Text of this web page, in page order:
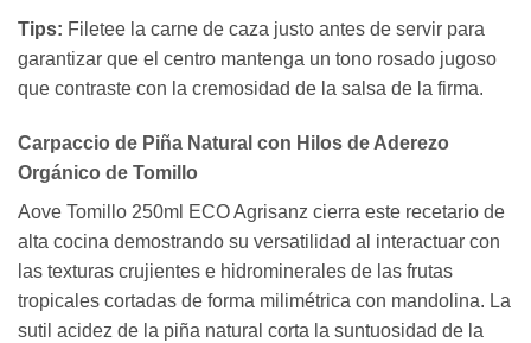
Tips: Filetee la carne de caza justo antes de servir para
garantizar que el centro mantenga un tono rosado jugoso
que contraste con la cremosidad de la salsa de la firma.
Carpaccio de Piña Natural con Hilos de Aderezo
Orgánico de Tomillo
Aove Tomillo 250ml ECO Agrisanz cierra este recetario de
alta cocina demostrando su versatilidad al interactuar con
las texturas crujientes e hidrominerales de las frutas
tropicales cortadas de forma milimétrica con mandolina. La
sutil acidez de la piña natural corta la suntuosidad de la